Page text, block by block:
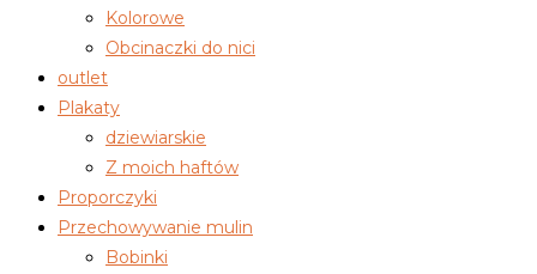
Kolorowe
Obcinaczki do nici
outlet
Plakaty
dziewiarskie
Z moich haftów
Proporczyki
Przechowywanie mulin
Bobinki